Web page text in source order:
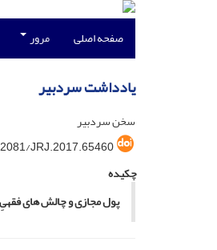
صفحه اصلی مرور
یادداشت سردبیر
سخن سردبیر
JRJ.2017.65460
چکیده
پول مجازی و چالش ‏های